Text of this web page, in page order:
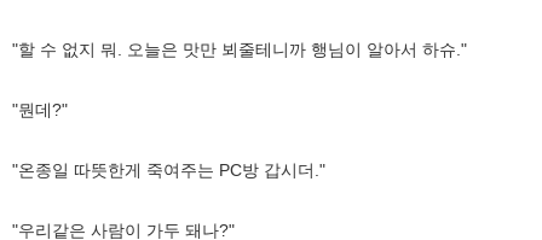
"할 수 없지 뭐. 오늘은 맛만 뵈줄테니까 행님이 알아서 하슈."
"뭔데?"
"온종일 따뜻한게 죽여주는 PC방 갑시더."
"우리같은 사람이 가두 돼나?"